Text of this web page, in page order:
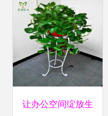
让办公空间绽放生